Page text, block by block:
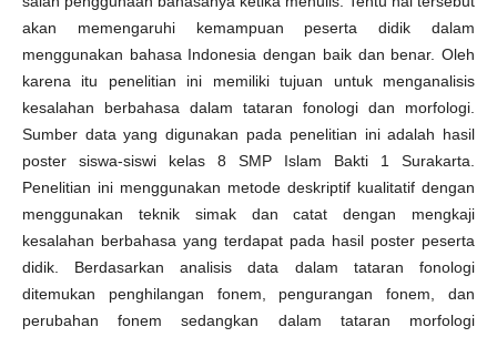
akan memengaruhi kemampuan peserta didik dalam
menggunakan bahasa Indonesia dengan baik dan benar. Oleh
karena itu penelitian ini memiliki tujuan untuk menganalisis
kesalahan berbahasa dalam tataran fonologi dan morfologi.
Sumber data yang digunakan pada penelitian ini adalah hasil
poster siswa-siswi kelas 8 SMP Islam Bakti 1 Surakarta.
Penelitian ini menggunakan metode deskriptif kualitatif dengan
menggunakan teknik simak dan catat dengan mengkaji
kesalahan berbahasa yang terdapat pada hasil poster peserta
didik. Berdasarkan analisis data dalam tataran fonologi
ditemukan penghilangan fonem, pengurangan fonem, dan
perubahan fonem sedangkan dalam tataran morfologi